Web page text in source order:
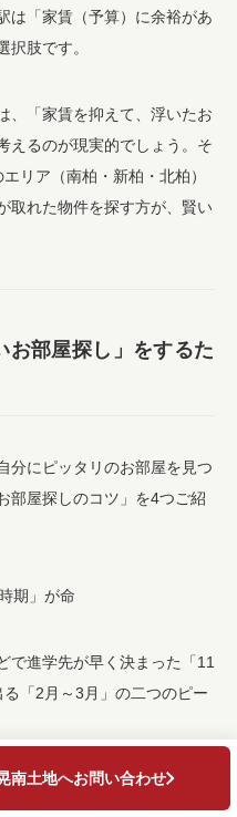
は「家賃（予算）に余裕があ
択肢です。
、「家賃を抑えて、浮いたお
えるのが現実的でしょう。そ
リア（南柏・新柏・北柏）
取れた物件を探す方が、賢い
お部屋探し」をするた
分にピッタリのお部屋を見つ
部屋探しのコツ」を4つご紹
期」が命
で進学先が早く決まった「11
「2月～3月」の二つのピー
んだけでなく、他大学の学生
南土地へお問い合わせ